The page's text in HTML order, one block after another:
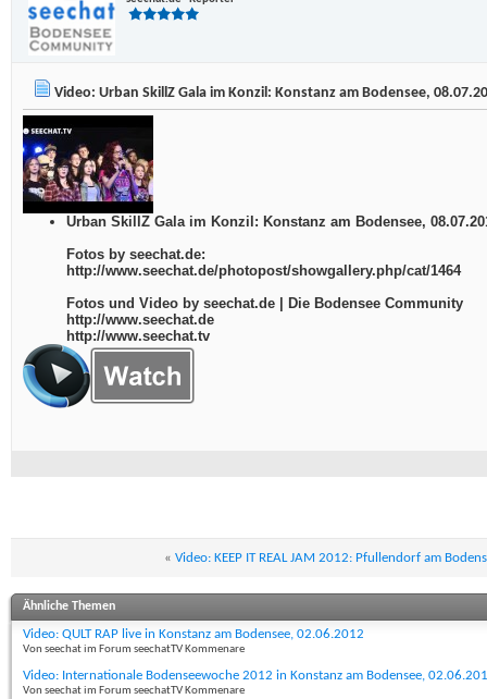
Video: Urban SkillZ Gala im Konzil: Konstanz am Bodensee,
Urban SkillZ Gala im Konzil: Konstanz am Bodensee,
Fotos by seechat.de:
http://www.seechat.de/photopost/showgallery.php/cat/1464
Fotos und Video by seechat.de | Die Bodensee Community
http://www.seechat.de
http://www.seechat.tv
« Video: KEEP IT REAL JAM 2012: Pfullendorf am
Ähnliche Themen
Video: QULT RAP live in Konstanz am Bodensee, 02.06.2012
Von seechat im Forum seechatTV Kommenare
Video: Internationale Bodenseewoche 2012 in Konstanz am Bodensee,
Von seechat im Forum seechatTV Kommenare